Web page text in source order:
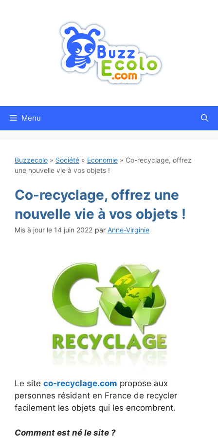
Menu
Buzzecolo » Société » Economie » Co-recyclage, offrez
une nouvelle vie à vos objets !
Co-recyclage, offrez une
nouvelle vie à vos objets !
14 juin 2022 par Anne-Virginie
Le site co-recyclage.com propose aux
personnes résidant en France de recycler
facilement les objets qui les encombrent.
Comment est né le site ?